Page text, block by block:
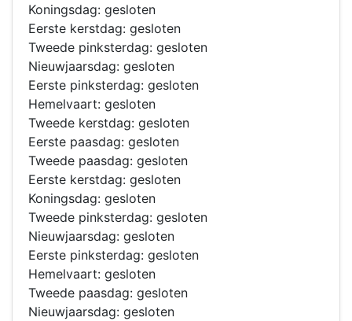
Koningsdag: gesloten
Eerste kerstdag: gesloten
Tweede pinksterdag: gesloten
Nieuwjaarsdag: gesloten
Eerste pinksterdag: gesloten
Hemelvaart: gesloten
Tweede kerstdag: gesloten
Eerste paasdag: gesloten
Tweede paasdag: gesloten
Eerste kerstdag: gesloten
Koningsdag: gesloten
Tweede pinksterdag: gesloten
Nieuwjaarsdag: gesloten
Eerste pinksterdag: gesloten
Hemelvaart: gesloten
Tweede paasdag: gesloten
Nieuwjaarsdag: gesloten